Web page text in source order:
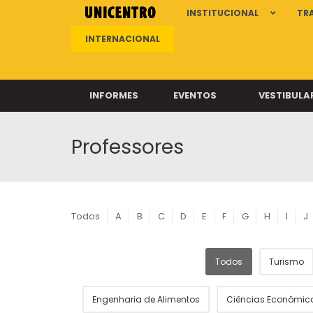
INSTITUCIONAL
INTERNACIONAL
INFORMES EVENTOS
Professores
Todos A B C D E F G H I J
Todos Turismo
Engenharia de Alimentos Ciências